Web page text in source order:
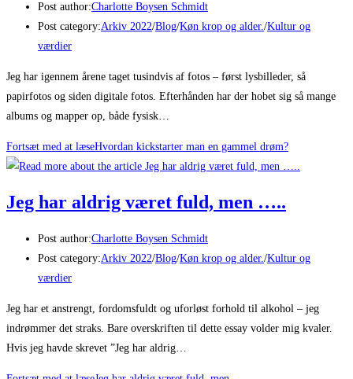
Post author:Charlotte Boysen Schmidt
Post category:Arkiv 2022/Blog/Køn krop og alder./Kultur og
værdier
Jeg har igennem årene taget tusindvis af fotos – først lysbilleder, så
papirfotos og siden digitale fotos. Efterhånden har der hobet sig så mange
albums og mapper op, både fysisk…
Fortsæt med at læseHvordan kickstarter man en gammel drøm?
Jeg har aldrig været fuld, men …..
Post author:Charlotte Boysen Schmidt
Post category:Arkiv 2022/Blog/Køn krop og alder. /Kultur og
værdier
Jeg har et anstrengt, fordomsfuldt og uforløst forhold til alkohol – jeg
indrømmer det straks. Bare overskriften til dette essay volder mig kvaler.
Hvis jeg havde skrevet ”Jeg har aldrig…